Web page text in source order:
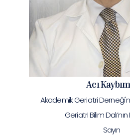
Acı
Akademik Geriatri
Geriatri Bilim
Sayın